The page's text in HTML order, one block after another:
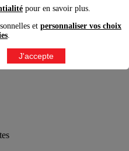
Legrand ?
pour en savoir plus.
et personnaliser vos choix
.
J'accepte